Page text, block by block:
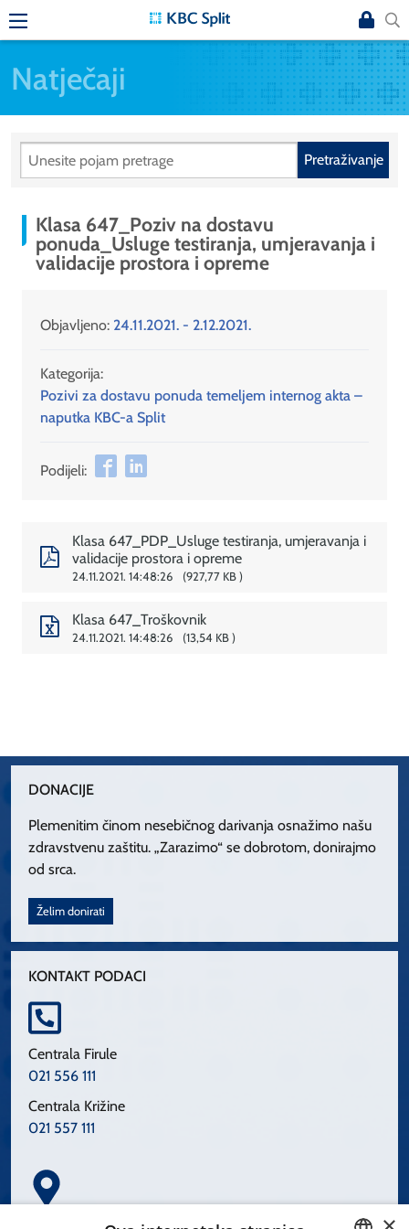
Natječaji
Pretraživanje
Klasa 647_Poziv na dostavu
ponuda_Usluge testiranja, umjeravanja i
validacije prostora i opreme
Objavljeno: 24.11.2021. - 2.12.2021.
Kategorija:
Pozivi za dostavu ponuda temeljem internog akta –
naputka KBC-a Split
Podijeli:
Klasa 647_PDP_Usluge testiranja, umjeravanja i
validacije prostora i opreme
24.11.2021. 14:48:26 927,77 KB
Klasa 647_Troškovnik
24.11.2021. 14:48:26 13,54 KB
DONACIJE
Plemenitim činom nesebičnog darivanja osnažimo našu
zdravstvenu zaštitu. „Zarazimo“ se dobrotom, donirajmo
od srca.
Želim donirati
KONTAKT PODACI
Centrala Firule
021 556 111
Centrala Križine
021 557 111
Spinčićeva 1, 21000 Split